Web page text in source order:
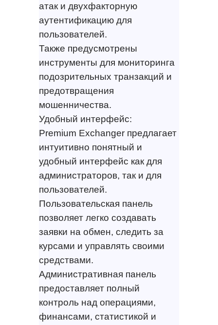
атак и двухфакторную
аутентификацию для
пользователей.
Также предусмотрены
инструменты для мониторинга
подозрительных транзакций и
предотвращения
мошенничества.
Удобный интерфейс:
Premium Exchanger предлагает
интуитивно понятный и
удобный интерфейс как для
администраторов, так и для
пользователей.
Пользовательская панель
позволяет легко создавать
заявки на обмен, следить за
курсами и управлять своими
средствами.
Административная панель
предоставляет полный
контроль над операциями,
финансами, статистикой и